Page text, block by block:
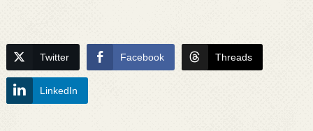
Twitter Facebook Threads
LinkedIn